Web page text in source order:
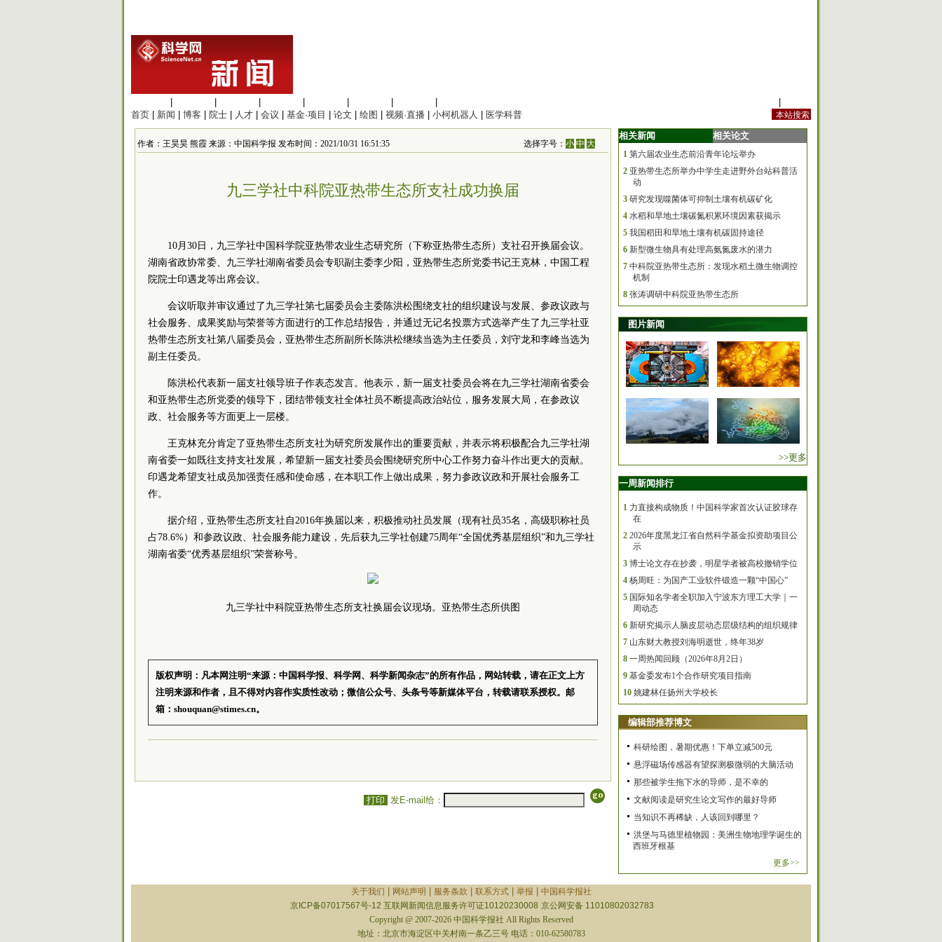
首页
新闻 博客 院士 人才 会议 基金·项目 论文 绘图 视频·直播 小柯机器人 医学科普
作者：王昊昊 熊霞 来源：中国科学报 发布时间：2021/10/31 16:51:35 选择字号：小 中 大
九三学社中科院亚热带生态所支社成功换届
10月30日，九三学社中国科学院亚热带农业生态研究所（下称亚热带生态所）支社召开换届会议。
湖南省政协常委、九三学社湖南省委员会专职副主委李少阳，亚热带生态所党委书记王克林，中国工程
院院士印遇龙等出席会议。
会议听取并审议通过了九三学社第七届委员会主委陈洪松围绕支社的组织建设与发展、参政议政与
社会服务、成果奖励与荣誉等方面进行的工作总结报告，并通过无记名投票方式选举产生了九三学社亚
热带生态所支社第八届委员会，亚热带生态所副所长陈洪松继续当选为主任委员，刘守龙和李峰当选为
副主任委员。
陈洪松代表新一届支社领导班子作表态发言。他表示，新一届支社委员会将在九三学社湖南省委会
和亚热带生态所党委的领导下，团结带领支社全体社员不断提高政治站位，服务发展大局，在参政议
政、社会服务等方面更上一层楼。
王克林充分肯定了亚热带生态所支社为研究所发展作出的重要贡献，并表示将积极配合九三学社湖
南省委一如既往支持支社发展，希望新一届支社委员会围绕研究所中心工作努力奋斗作出更大的贡献。
印遇龙希望支社成员加强责任感和使命感，在本职工作上做出成果，努力参政议政和开展社会服务工
作。
据介绍，亚热带生态所支社自2016年换届以来，积极推动社员发展（现有社员35名，高级职称社员
占78.6%）和参政议政、社会服务能力建设，先后获九三学社创建75周年“全国优秀基层组织”和九三学社
湖南省委“优秀基层组织”荣誉称号。
九三学社中科院亚热带生态所支社换届会议现场。亚热带生态所供图
版权声明：凡本网注明“来源：中国科学报、科学网、科学新闻杂志”的所有作品，网站转载，请在正文上方
注明来源和作者，且不得对内容作实质性改动；微信公众号、头条号等新媒体平台，转载请联系授权。邮
箱：shouquan@stimes.cn。
打印 发E-mail给：
相关新闻 相关论文
1 第六届农业生态前沿青年论坛举办
2 亚热带生态所举办中学生走进野外台站科普活
动
3 研究发现噬菌体可抑制土壤有机碳矿化
4 水稻和旱地土壤碳氮积累环境因素获揭示
5 我国稻田和旱地土壤有机碳固持途径
6 新型微生物具有处理高氨氮废水的潜力
7 中科院亚热带生态所：发现水稻土微生物调控
机制
8 张涛调研中科院亚热带生态所
图片新闻
>>更多
一周新闻排行
1 力直接构成物质！中国科学家首次认证胶球存
在
2 2026年度黑龙江省自然科学基金拟资助项目公
示
3 博士论文存在抄袭，明星学者被高校撤销学位
4 杨周旺：为国产工业软件锻造一颗“中国心”
5 国际知名学者全职加入宁波东方理工大学｜一
周动态
6 新研究揭示人脑皮层动态层级结构的组织规律
7 山东财大教授刘海明逝世，终年38岁
8 一周热闻回顾（2026年8月2日）
9 基金委发布1个合作研究项目指南
10 姚建林任扬州大学校长
编辑部推荐博文
科研绘图，暑期优惠！下单立减500元
悬浮磁场传感器有望探测极微弱的大脑活动
那些被学生拖下水的导师，是不幸的
文献阅读是研究生论文写作的最好导师
当知识不再稀缺，人该回到哪里？
洪堡与马德里植物园：美洲生物地理学诞生的
西班牙根基
更多>>
关于我们 网站声明 服务条款 联系方式| 举报
中国科学报社
京ICP备07017567号-12 互联网新闻信息服务许可证10120230008 京公网安备 11010802032783
Copyright @ 2007-2026 中国科学报社 All Rights Reserved
地址：北京市海淀区中关村南一条乙三号 电话：010-62580783